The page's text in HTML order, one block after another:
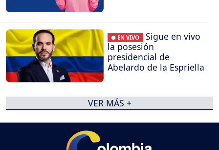
● EN VIVO
Sigue en vivo
la posesión
presidencial de
Abelardo de la Espriella
VER MÁS +